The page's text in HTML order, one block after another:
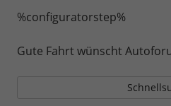
%configuratorstep%
Gute Fahrt wünscht